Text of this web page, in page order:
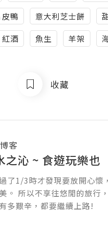
皮鴨 意大利芝士餅
紅酒 魚生 羊架
收藏
客
之沁 ~ 食遊玩樂也
了1/3時才發現要放開心懷
。 所以不享往悠閒的旅行
多艱辛，都要繼續上路!